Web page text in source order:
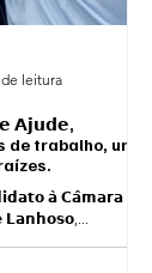
𝗔𝗷𝘂𝗱𝗲,
trabalho, união
𝗮̀ 𝗖𝗮̂𝗺𝗮𝗿𝗮
𝗟𝗮𝗻𝗵𝗼𝘀𝗼,...
leitura